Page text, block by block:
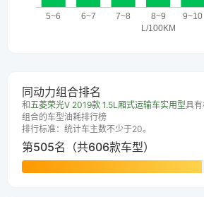
同动力组合排名
和五菱荣光V 2019款 1.5L厢式运输车实用型具
组合的车型油耗排行榜
排行标准：统计车主数不少于20。
第505名（共606款车型）